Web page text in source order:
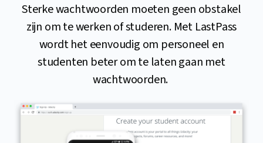
Sterke wachtwoorden moeten geen obstakel
zijn om te werken of studeren. Met LastPass
wordt het eenvoudig om personeel en
studenten beter om te laten gaan met
wachtwoorden.